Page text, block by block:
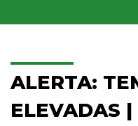
ALERTA:
ELEVADAS |